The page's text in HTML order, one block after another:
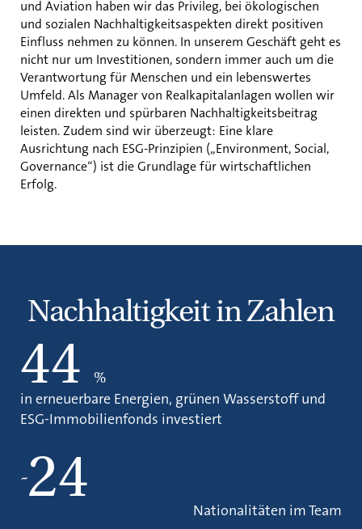
und Aviation haben wir das Privileg, bei ökologischen
und sozialen Nachhaltigkeitsaspekten direkt positiven
Einfluss nehmen zu können. In unserem Geschäft geht es
nicht nur um Investitionen, sondern immer auch um die
Verantwortung für Menschen und ein lebenswertes
Umfeld. Als Manager von Realkapitalanlagen wollen wir
einen direkten und spürbaren Nachhaltigkeitsbeitrag
leisten. Zudem sind wir überzeugt: Eine klare
Ausrichtung nach ESG-Prinzipien („Environment, Social,
Governance“) ist die Grundlage für wirtschaftlichen
Erfolg.
Nachhaltigkeit in Zahlen
44 %
in erneuerbare Energien, grünen Wasserstoff und
ESG-Immobilienfonds investiert
~24 Nationalitäten im Team